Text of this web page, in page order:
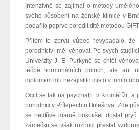
Intenzivně se zajímal o metody
svého působení na ženské klinice v
podařilo poprvé porodit dítě metodou GIFT.
Přitom to zprvu vůbec nevypadalo,
porodnictví měl věnovat. Po svých
Univerzity J. E. Purkyně se chtěl
léčbě hormonálních poruch, ale ani
diplomem mu nezajistilo místo v tomto
Ocitl se tak na psychiatrii v Kroměříži, a
porodnici v Přílepech u Holešova. Zde
se nejdříve marně pokoušel dostat
zámečku se však rozhodl přestat